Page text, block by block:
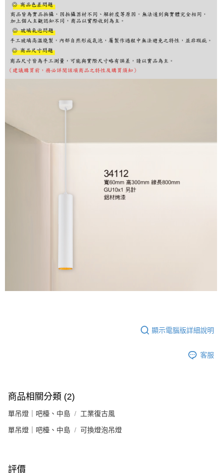
３．收到繳費通知簡訊後14天內，點擊此簡訊中的連結，可透過四大超商／
ATM／網路銀行／等多元方式進行付款，方視為交易完成。
※ 請注意：結帳手續完成當下不需立刻繳費，但若您需要取消訂單，請聯絡
購買商品的店家。未經商家同意取消之訂單仍視為有效，需透過AFTEE先享
後付繳納相關費用。
※ 交易是否成功請以「AFTEE先享後付 」之結帳頁面顯示為準，若有關於
是否繳費成功／繳費後需取消欲退款等相關疑問，請聯繫「AFTEE先享後付
客戶支援中心」
https://netprotections.freshdesk.com/support/home
易，需依本服務之必要範圍內提供個人資料，並將交易相關給付款項請求債
權轉讓予恩沛科技股份有限公司。
https://aftee.tw/terms/#terms3
３．未成年的使用者請事先徵得法定代理人或監護人之同意方可使用
時審查核予不同之上限額度；若仍有額度不足之情形，本公司將視審查結果
５．嚴禁一人註冊多個帳號或使用他人資訊註冊。若發現惡意使用之情形，
恩沛科技股份有限公司將有權停止該用戶之使用額度並採取法律行動。
顯示電腦版詳細說明
客服
商品相關分類 (2)
單吊燈｜吧檯、中島 工業復古風
單吊燈｜吧檯、中島 可換燈泡吊燈
評價